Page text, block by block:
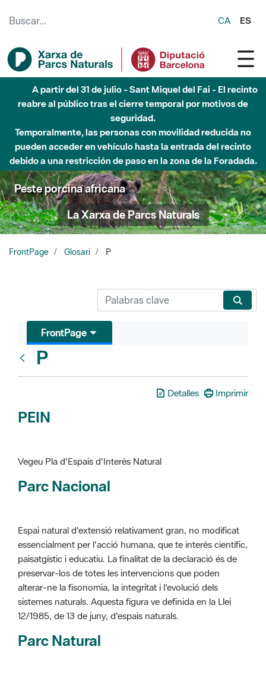
CA ES
Hasta diciembre de 2026 - Parque Fluvial Besós -
Afectaciones en el cauce del Parque Fluvial del Besòs debido
a obras de construcción de una pasarela sobre el río
Peste porcina africana
La Xarxa de Parcs Naturals
FrontPage Glosari P
Glosari
P
PEIN
Vegeu Pla d'Espais d'Interès Natural
Espai natural d'extensió relativament gran, no modificat
preservar-los de totes les intervencions que poden
alterar-ne la fisonomia, la integritat i l'evolució dels
sistemes naturals. Aquesta figura ve definida en la Llei
12/1985, de 13 de juny, d'espais naturals.
Parc Natural
Espais natural que presenta valors naturals qualificats, la